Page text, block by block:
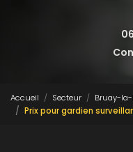
Accueil Secteur
Bruay-
Prix pour gardien